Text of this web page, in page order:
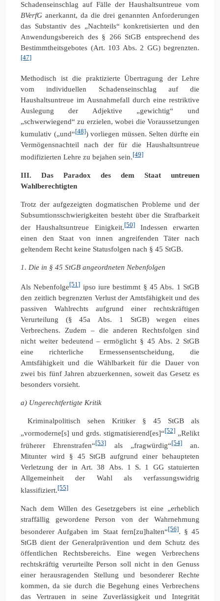
Schadenseinschlag auf Fälle der Haushaltsuntreue vom
BVerfG anerkannt, da die drei genannten Anforderungen
das Substantiv des „Nachteils“ konkretisierten und den
Anwendungsbereich des § 266 StGB entsprechend des
Bestimmtheitsgebotes (Art. 103 Abs. 2 GG) begrenzten.
[47]
Methodisch ist die praktizierte Übertragung der Lehre
vom individuellen Schadenseinschlag auf die
Haushaltsuntreue im Ausnahmefall durch eine restriktive
Auslegung der Adjektive „gewichtig“ und
„schwerwiegend“ zu erzielen, wobei die Voraussetzungen
kumulativ („und“[48]) vorliegen müssen. Selten dürfte ein
Vermögensnachteil nach der für die Haushaltsuntreue
modifizierten Lehre zu bejahen sein.[49]
III. Das Paradox des dem Staat untreuen
Wahlberechtigten
Trotz der aufgezeigten dogmatischen Probleme und der
Subsumtionsschwierigkeiten besteht über die Strafbarkeit
der Haushaltsuntreue Einigkeit.[50]Indessen erwarten
einen den Staat von innen angreifenden Täter nach
geltendem Recht keine Statusfolgen nach § 45 StGB.
1. Die in § 45 StGB angeordneten Nebenfolgen
Als Nebenfolge[51] ipso iure bestimmt § 45 Abs. 1 StGB
den zeitlich begrenzten Verlust der Amtsfähigkeit und des
passiven Wahlrechts aufgrund einer rechtskräftigen
Verurteilung (§ 45a Abs. 1 StGB) wegen eines
Verbrechens. Zudem – die anderen Rechtsfolgen sind
nicht weiter bedeutend – ermöglicht § 45 Abs. 2 StGB
eine richterliche Ermessensentscheidung, die
Amtsfähigkeit und die Wählbarkeit für die Dauer von
zwei bis fünf Jahren abzuerkennen, soweit das Gesetz es
besonders vorsieht.
a) Ungerechtfertigte Kritik
Kriminalpolitisch sehen Kritiker § 45 StGB als
„vormoderne[s] und grds. stigmatisierend[es]“[52] „Relikt
früherer Ehrenstrafen“[53] als „fragwürdig“[54]an.
Mitunter wird § 45 StGB aufgrund einer behaupteten
Verletzung der in Art. 38 Abs. 1 S. 1 GG statuierten
Allgemeinheit der Wahl als verfassungswidrig
klassifiziert.[55]
Nach dem Willen des Gesetzgebers ist eine „erheblich
straffällig gewordene Person von der Wahrnehmung
besonderer Aufgaben im Staat fern[zu]halten“[56]. § 45
StGB dient der Generalprävention und dem Schutz des
öffentlichen Rechtsbereichs. Eine wegen Verbrechens
rechtskräftig verurteilte Person soll nicht in den Genuss
einer herausragenden Stellung und besonderer Rechte
kommen, da sie durch die Begehung eines Verbrechens
das Vertrauen in seine Zuverlässigkeit und Integrität